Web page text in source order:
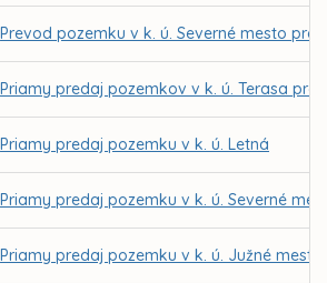
Prevod pozemku v k. ú. Severné mesto
Priamy predaj pozemkov v k. ú. Terasa
Priamy predaj pozemku v k. ú. Letná
Priamy predaj pozemku v k. ú. Severné
Priamy predaj pozemku v k. ú. Južné mesto